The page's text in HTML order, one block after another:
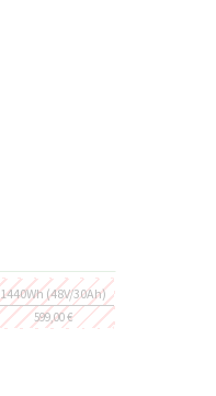
1440Wh (48V/30Ah)
599,00 €